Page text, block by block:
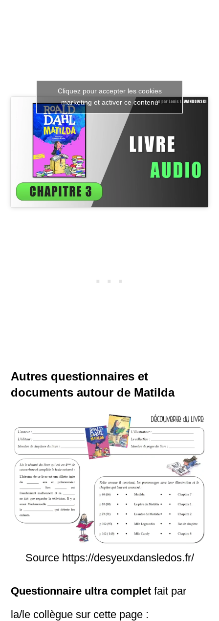
Cliquez pour accepter les cookies
marketing et activer ce contenu
Autres questionnaires et
documents autour de Matilda
Source https://desyeuxdansledos.fr/
Questionnaire ultra complet fait par
la/le collègue sur cette page :